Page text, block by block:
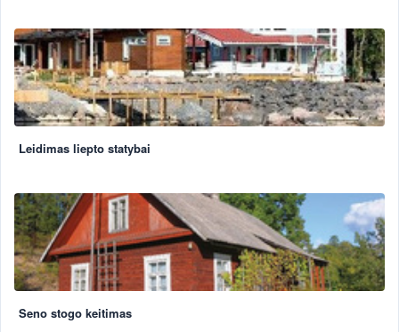
Leidimas liepto statybai
Seno stogo keitimas